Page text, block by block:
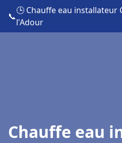
📞
🕒 Chauffe eau installateur
l'Adour
Chauffe eau